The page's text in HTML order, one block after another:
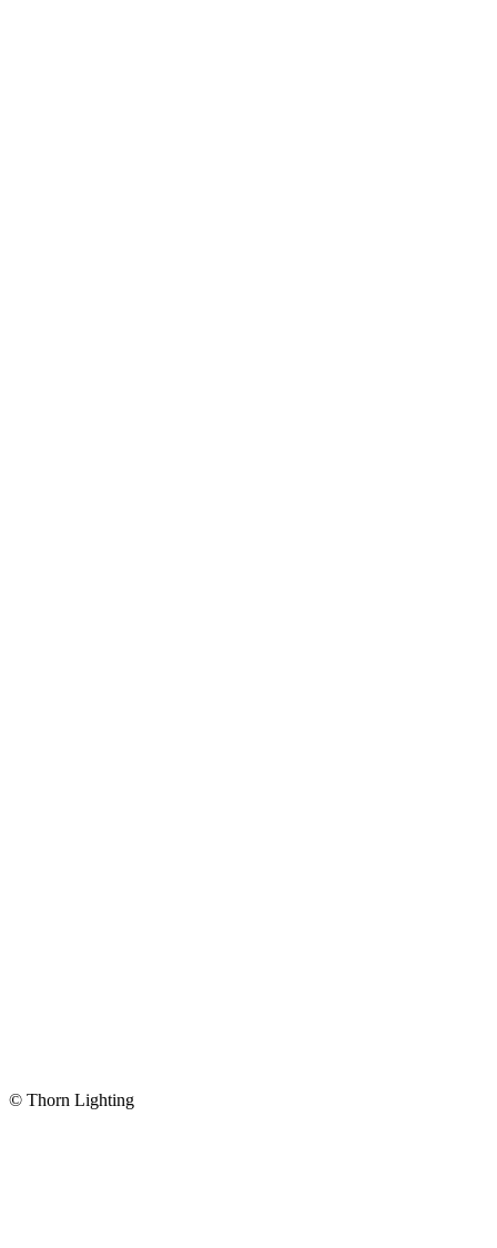
© Thorn Lighting